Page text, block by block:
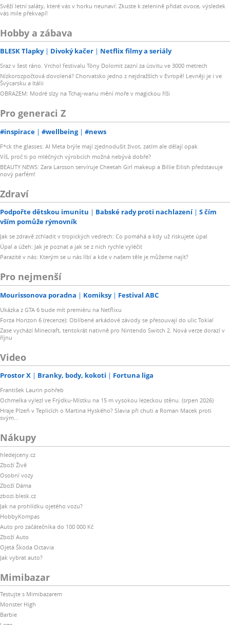
Svěží letní saláty, které vás v horku neunaví: Zkuste k zelenině přidat ovoce, výsledek
vás mile překvapí!
Hobby a zábava
BLESK Tlapky Divoký kačer Netflix filmy a seriály
Sraz v šest ráno. Vrchol festivalu Tóny Dolomit zazní za úsvitu ve 3000 metrech
Nízkorozpočtová dovolená? Chorvatsko jedno z nejdražších v Evropě! Levněji je i ve
Švýcarsku a Itálii
OBRAZEM: Modré slzy na Tchaj-wanu mění moře v magickou říši
Pro generaci Z
#inspirace #wellbeing #news
F*ck the glasses: AI Meta brýle mají zjednodušit život, zatím ale dělají opak
Víš, proč ti po mléčných výrobcích možná nebývá dobře?
BEAUTY NEWS: Zara Larsson servíruje Cheetah Girl makeup a Billie Eilish představuje
nový parfém!
Zdraví
Podpořte dětskou imunitu Babské rady proti nachlazení
S čím
vším pomůže rýmovník
Jak se zdravě zchladit v tropických vedrech: Co pomáhá a kdy už riskujete úpal
Úpal a úžeh: Jak je poznat a jak se z nich rychle vyléčit
Parazité v nás: Kterým se u nás líbí a kde v našem těle je můžeme najít?
Pro nejmenší
Mourissonova poradna Komiksy Festival ABC
Ukázka z GTA 6 bude mít premiéru na Netflixu
Forza Horizon 6 (recenze): Oblíbené arkádové závody se přesouvají do ulic Tokia!
Zase vychází Minecraft, tentokrát nativně pro Nintendo Switch 2. Nová verze dorazí v
říjnu
Video
Prostor X Branky, body, kokoti Fortuna liga
František Laurin pohřeb
Ochmelka vylezl ve Frýdku-Místku na 15 m vysokou lezeckou stěnu. (srpen 2026)
Hraje Plzeň v Teplicích o Martina Hyského? Slavia při chuti a Roman Macek proti
svým…
Nákupy
hledejceny.cz
Zboží Živě
Osobní vozy
Zboží Dáma
zbozi.blesk.cz
Jak na prohlídku ojetého vozu?
HobbyKompas
Auto pro začátečníka do 100 000 Kč
Zboží Auto
Ojetá Škoda Octavia
Jak vybrat auto?
Mimibazar
Testujte s Mimibazarem
Monster High
Barbie